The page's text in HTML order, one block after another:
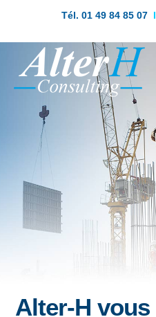
Tél. 01 49 84 85 07 I
Alter-H